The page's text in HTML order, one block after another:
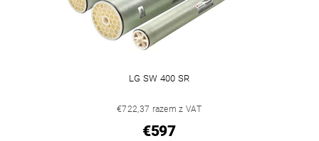
LG SW 400 SR
€722,37 razem z VAT
€597